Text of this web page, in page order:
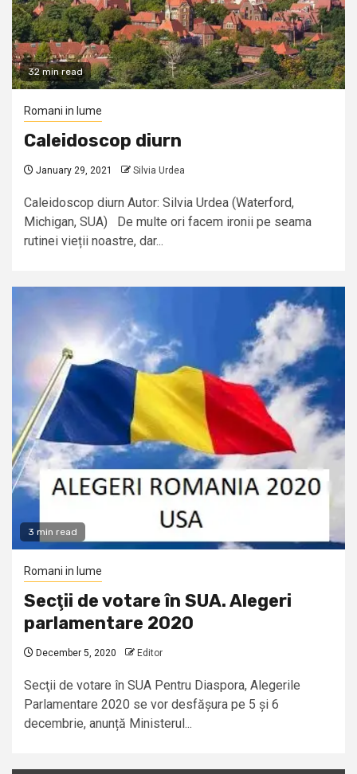
32 min read
Romani in lume
Caleidoscop diurn
January 29, 2021 Silvia Urdea
Caleidoscop diurn Autor: Silvia Urdea (Waterford,
Michigan, SUA) De multe ori facem ironii pe seama
rutinei vieții noastre, dar...
3 min read
Romani in lume
Secţii de votare în SUA. Alegeri
parlamentare 2020
December 5, 2020 Editor
Secţii de votare în SUA Pentru Diaspora, Alegerile
Parlamentare 2020 se vor desfășura pe 5 și 6
decembrie, anunță Ministerul...